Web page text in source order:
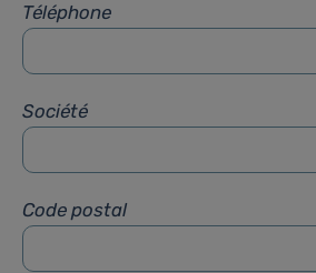
Téléphone
Société
Code postal